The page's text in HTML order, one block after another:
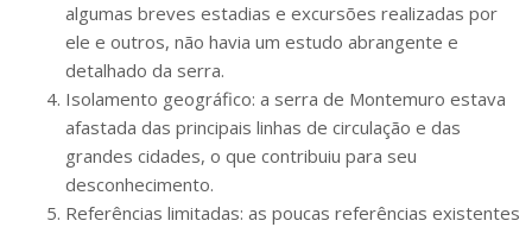
algumas breves estadias e excursões realizadas por
ele e outros, não havia um estudo abrangente e
detalhado da serra.
Isolamento geográfico: a serra de Montemuro estava
afastada das principais linhas de circulação e das
grandes cidades, o que contribuiu para seu
desconhecimento.
Referências limitadas: as poucas referências existentes